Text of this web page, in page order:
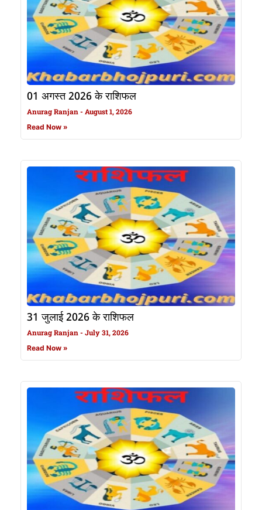
01 अगस्त 2026 के राशिफल
Anurag Ranjan August 1, 2026
Read Now »
31 जुलाई 2026 के राशिफल
Anurag Ranjan July 31, 2026
Read Now »